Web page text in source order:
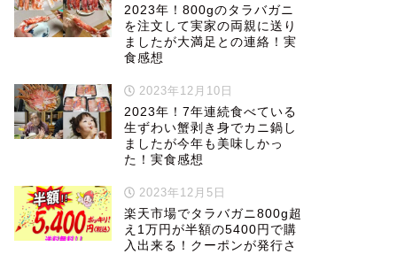
2023年！800gのタラバガニ
を注文して実家の両親に送り
ましたが大満足との連絡！実
食感想
2023年12月10日
2023年！7年連続食べている
生ずわい蟹剥き身でカニ鍋し
ましたが今年も美味しかっ
た！実食感想
2023年12月5日
楽天市場でタラバガニ800g超
え1万円が半額の5400円で購
入出来る！クーポンが発行さ